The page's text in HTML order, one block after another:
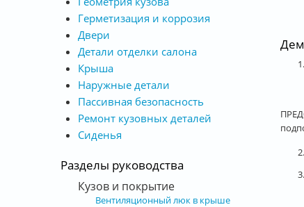
Герметизация и коррозия
Двери
Детали отделки салона
Крыша
Наружные детали
Пассивная безопасность
Ремонт кузовных деталей
Сиденья
Разделы руководства
Кузов и покрытие
Вентиляционный люк в крыше